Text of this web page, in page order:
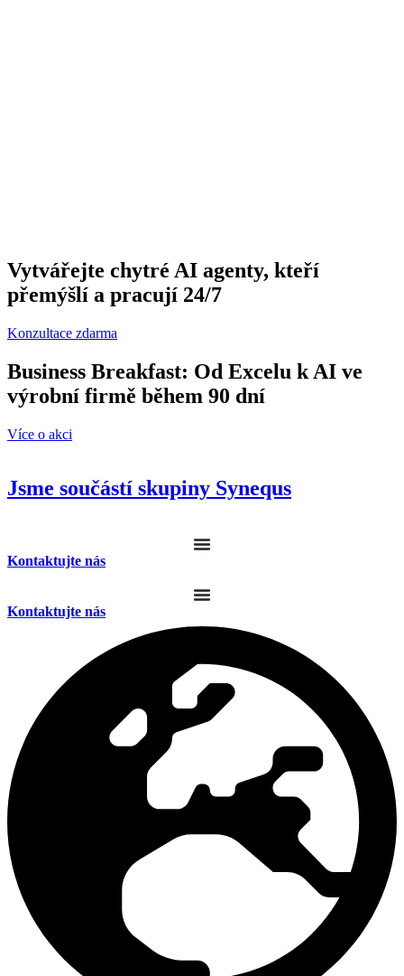
Vytvářejte chytré AI agenty, kteří
přemýšlí a pracují 24/7
Konzultace zdarma
Business Breakfast: Od Excelu k AI ve
výrobní firmě během 90 dní
Více o akci
Jsme součástí skupiny Synequs
Kontaktujte nás
Kontaktujte nás